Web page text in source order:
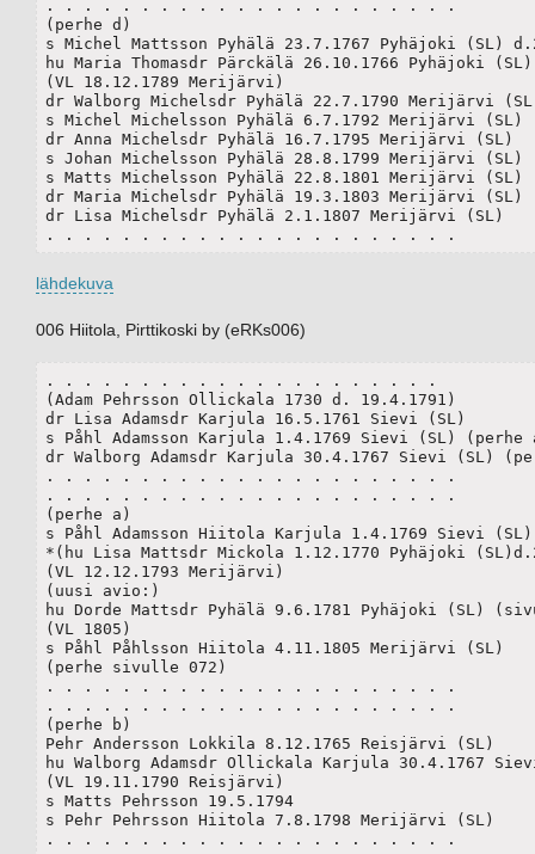
. . . . . . . . . . . . . . . . . . . . . .
(perhe d)
s Michel Mattsson Pyhälä 23.7.1767 Pyhäjoki (SL)
hu Maria Thomasdr Pärckälä 26.10.1766 Pyhäjoki (SL)
(VL 18.12.1789 Merijärvi)
dr Walborg Michelsdr Pyhälä 22.7.1790 Merijärvi
s Michel Michelsson Pyhälä 6.7.1792 Merijärvi (SL)
dr Anna Michelsdr Pyhälä 16.7.1795 Merijärvi (SL)
s Johan Michelsson Pyhälä 28.8.1799 Merijärvi (SL)
s Matts Michelsson Pyhälä 22.8.1801 Merijärvi (SL)
dr Maria Michelsdr Pyhälä 19.3.1803 Merijärvi (SL)
dr Lisa Michelsdr Pyhälä 2.1.1807 Merijärvi (SL)
. . . . . . . . . . . . . . . . . . . . . .
lähdekuva
006 Hiitola, Pirttikoski by (eRKs006)
. . . . . . . . . . . . . . . . . . . . .
(Adam Pehrsson Ollickala 1730 d. 19.4.1791)
dr Lisa Adamsdr Karjula 16.5.1761 Sievi (SL)
s Påhl Adamsson Karjula 1.4.1769 Sievi (SL) (perhe
dr Walborg Adamsdr Karjula 30.4.1767 Sievi (SL)
. . . . . . . . . . . . . . . . . . . . . .
. . . . . . . . . . . . . . . . . . . . . .
(perhe a)
s Påhl Adamsson Hiitola Karjula 1.4.1769 Sievi (SL)
*(hu Lisa Mattsdr Mickola 1.12.1770 Pyhäjoki
(VL 12.12.1793 Merijärvi)
(uusi avio:)
hu Dorde Mattsdr Pyhälä 9.6.1781 Pyhäjoki (SL)
(VL 1805)
s Påhl Påhlsson Hiitola 4.11.1805 Merijärvi (SL)
(perhe sivulle 072)
. . . . . . . . . . . . . . . . . . . . . .
. . . . . . . . . . . . . . . . . . . . . .
(perhe b)
Pehr Andersson Lokkila 8.12.1765 Reisjärvi (SL)
hu Walborg Adamsdr Ollickala Karjula 30.4.1767
(VL 19.11.1790 Reisjärvi)
s Matts Pehrsson 19.5.1794
s Pehr Pehrsson Hiitola 7.8.1798 Merijärvi (SL)
. . . . . . . . . . . . . . . . . . . . . .